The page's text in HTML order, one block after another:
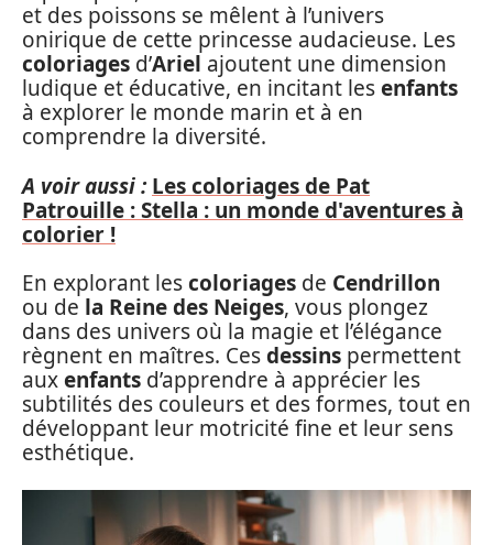
et des poissons se mêlent à l’univers
onirique de cette princesse audacieuse. Les
coloriages d’Ariel ajoutent une dimension
ludique et éducative, en incitant lesenfants
à explorer le monde marin et à en
comprendre la diversité.
A voir aussi : Les coloriages de Pat
Patrouille : Stella : un monde d'aventures à
colorier !
En explorant lescoloriages de Cendrillon
ou de la Reine des Neiges, vous plongez
dans des univers où la magie et l’élégance
règnent en maîtres. Cesdessins permettent
auxenfants d’apprendre à apprécier les
subtilités des couleurs et des formes, tout en
développant leur motricité fine et leur sens
esthétique.